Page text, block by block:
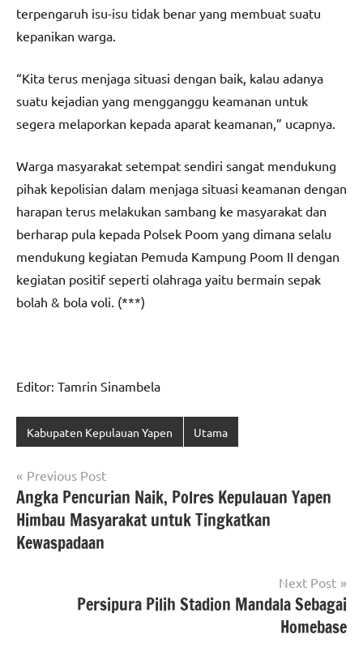
terpengaruh isu-isu tidak benar yang membuat suatu
kepanikan warga.
“Kita terus menjaga situasi dengan baik, kalau adanya
suatu kejadian yang mengganggu keamanan untuk
segera melaporkan kepada aparat keamanan,” ucapnya.
Warga masyarakat setempat sendiri sangat mendukung
pihak kepolisian dalam menjaga situasi keamanan dengan
harapan terus melakukan sambang ke masyarakat dan
berharap pula kepada Polsek Poom yang dimana selalu
mendukung kegiatan Pemuda Kampung Poom II dengan
kegiatan positif seperti olahraga yaitu bermain sepak
bolah & bola voli. (***)
Editor: Tamrin Sinambela
Kabupaten Kepulauan Yapen Utama
Navigasi
pos
Previous Post
Angka Pencurian Naik, Polres Kepulauan Yapen
Himbau Masyarakat untuk Tingkatkan
Kewaspadaan
Next Post
Persipura Pilih Stadion Mandala Sebagai
Homebase